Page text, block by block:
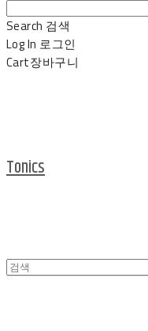
Search 검색
Log In 로그인
Cart장바구니
Tonics